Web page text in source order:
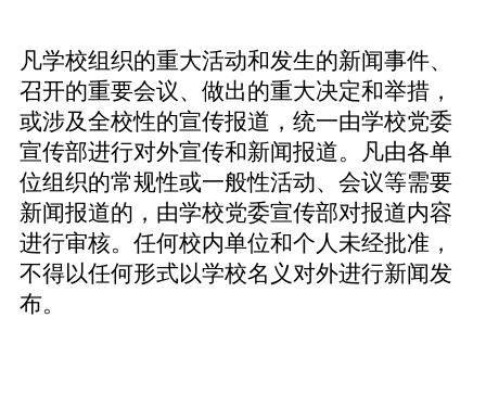
凡学校组织的重大活动和发生的新闻事件、
召开的重要会议、做出的重大决定和举措，
或涉及全校性的宣传报道，统一由学校党委
宣传部进行对外宣传和新闻报道。凡由各单
位组织的常规性或一般性活动、会议等需要
新闻报道的，由学校党委宣传部对报道内容
进行审核。任何校内单位和个人未经批准，
不得以任何形式以学校名义对外进行新闻发
布。